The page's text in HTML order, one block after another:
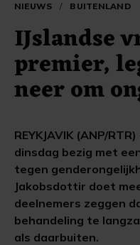
NIEUWS / BUITENLAND
IJslandse
premier,
neer om
REYKJAVIK (ANP/
dinsdag bezig met
tegen
Jakobsdottir doet
deelnemers zeggen
behandeling te
als daarbuiten.